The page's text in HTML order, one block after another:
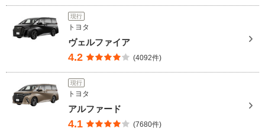
現行
トヨタ
ヴェルファイア
4.2 (4092件)
現行
トヨタ
アルファード
4.1 (7680件)